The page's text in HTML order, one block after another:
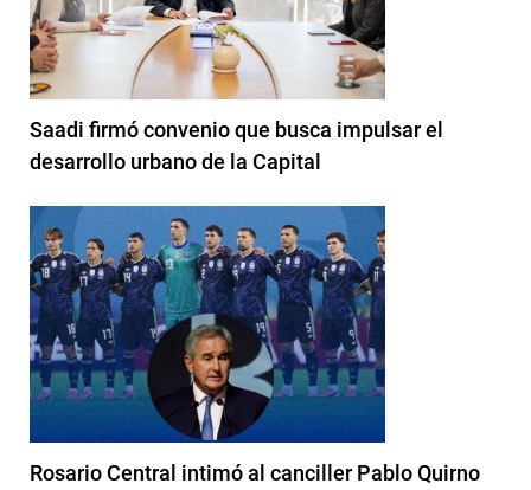
Saadi firmó convenio que busca impulsar el
desarrollo urbano de la Capital
Rosario Central intimó al canciller Pablo Quirno